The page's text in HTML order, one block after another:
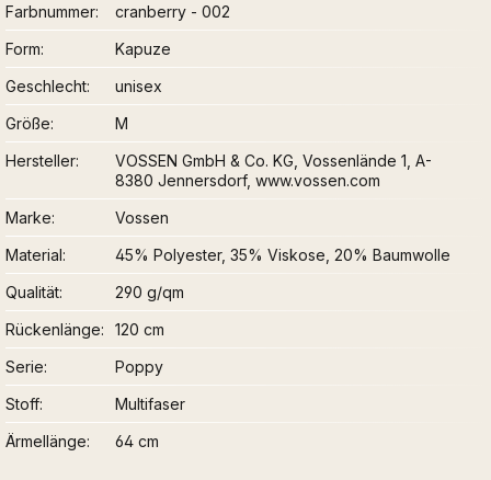
Farbnummer
cranberry - 002
Form
Kapuze
Geschlecht
unisex
Größe
M
Hersteller
VOSSEN GmbH & Co. KG, Vossenlände 1, A-
8380 Jennersdorf, www.vossen.com
Marke
Vossen
Material
45% Polyester, 35% Viskose, 20% Baumwolle
Qualität
290 g/qm
Rückenlänge
120 cm
Serie
Poppy
Stoff
Multifaser
Ärmellänge
64 cm